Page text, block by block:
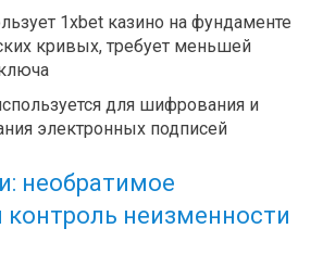
1xbet казино на фундаменте
кривых, требует меньшей
для шифрования и
электронных подписей
необратимое
контроль неизменности